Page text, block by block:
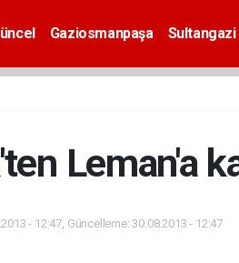
Gaziosmanpaşa Sultangazi
Leman'a
- 12:47, Güncelleme: 30.08.2013 - 12:47